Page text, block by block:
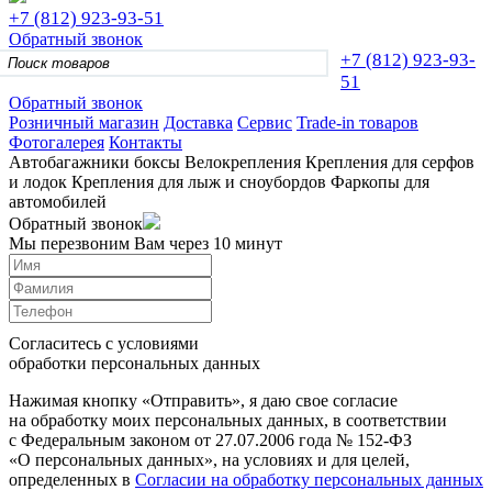
+7 (812) 923-93-51
Обратный звонок
+7 (812) 923-93-
51
Обратный звонок
Розничный магазин Доставка Сервис Trade-in товаров
Фотогалерея Контакты
Автобагажники боксы Велокрепления Крепления для серфов
и лодок Крепления для лыж и сноубордов Фаркопы для
автомобилей
Обратный звонок
Мы перезвоним Вам через 10 минут
Согласитесь с условиями
обработки персональных данных
Нажимая кнопку «Отправить», я даю свое согласие
на обработку моих персональных данных, в соответствии
с Федеральным законом от 27.07.2006 года № 152-ФЗ
«О персональных данных», на условиях и для целей,
определенных в Согласии на обработку персональных данных